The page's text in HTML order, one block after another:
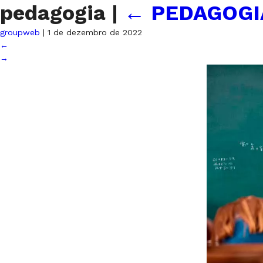
pedagogia | ←
groupweb | 1 de dezembro de 2022
←
→